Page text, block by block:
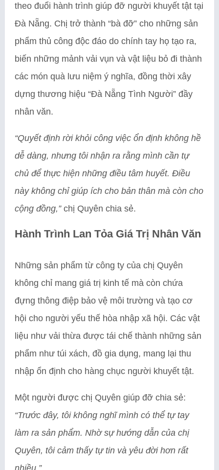
theo đuổi hành trình giúp đỡ người khuyết tật tại
Đà Nẵng. Chị trở thành “bà đỡ” cho những sản
phẩm thủ công độc đáo do chính tay họ tạo ra,
biến những mảnh vải vụn và vật liệu bỏ đi thành
các món quà lưu niệm ý nghĩa, đồng thời xây
dựng thương hiệu “Đà Nẵng Tình Người” đầy
nhân văn.
“Quyết định rời khỏi công việc ổn định không hề
dễ dàng, nhưng tôi nhận ra rằng mình cần tự
chủ để thực hiện những điều tâm huyết. Điều
này không chỉ giúp ích cho bản thân mà còn cho
cộng đồng,”chị Quyên chia sẻ.
Hành Trình Lan Tỏa Giá Trị Nhân Văn
Những sản phẩm từ công ty của chị Quyên
không chỉ mang giá trị kinh tế mà còn chứa
đựng thông điệp bảo vệ môi trường và tạo cơ
hội cho người yếu thế hòa nhập xã hội. Các vật
liệu như vải thừa được tái chế thành những sản
phẩm như túi xách, đồ gia dụng, mang lại thu
nhập ổn định cho hàng chục người khuyết tật.
Một người được chị Quyên giúp đỡ chia sẻ:
“Trước đây, tôi không nghĩ mình có thể tự tay
làm ra sản phẩm. Nhờ sự hướng dẫn của chị
Quyên, tôi cảm thấy tự tin và yêu đời hơn rất
nhiều.”